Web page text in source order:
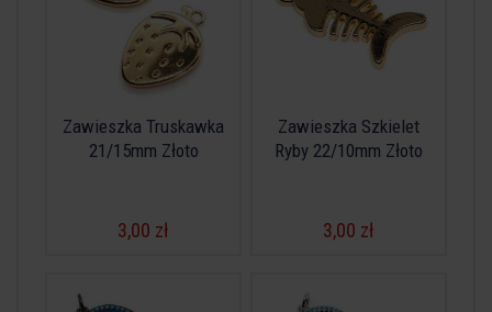
Zawieszka Truskawka
21/15mm Złoto
3,00 zł
Zawieszka Szkielet
Ryby 22/10mm Złoto
3,00 zł